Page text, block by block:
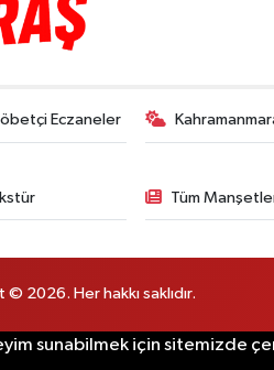
Eczaneler
Tüm
2026. Her hakkı saklıdır.
sunabilmek için sitemizde